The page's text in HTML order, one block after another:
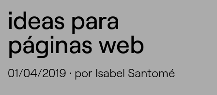
ideas para
páginas web
01/04/2019 · por Isabel Santomé